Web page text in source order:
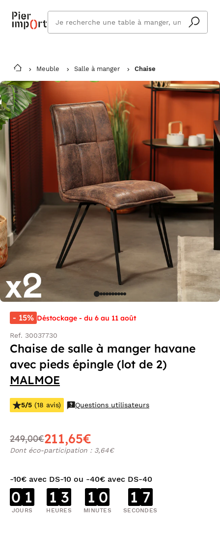
cherchez
vous ?
Meuble Salle à manger Chaise
- 15% Déstockage - du 6 au 11 août
Ref. 30037730
Chaise de salle à manger havane
avec pieds épingle (lot de 2)
MALMOE
5/5 (18 avis) Questions utilisateurs
249,00€211,65€
Dont éco-participation : 3,64€
-10€ avec DS-10 ou -40€ avec DS-40
0 1
JOURS
1 3
HEURES
1 0
MINUTES
1 7
SECONDES